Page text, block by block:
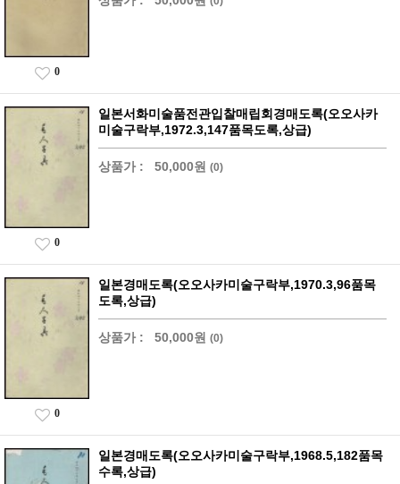
0
일본서화미술품전관입찰매립회경매도록(오오사카
미술구락부,1972.3,147품목도록,상급)
상품가 : 50,000원 (0)
0
일본경매도록(오오사카미술구락부,1970.3,96품목
도록,상급)
상품가 : 50,000원 (0)
0
일본경매도록(오오사카미술구락부,1968.5,182품목
수록,상급)